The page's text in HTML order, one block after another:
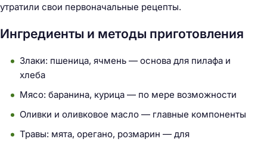
утратили свои первоначальные рецепты.
Ингредиенты и методы приготовления
Злаки: пшеница, ячмень — основа для пилафа и
хлеба
Мясо: баранина, курица — по мере возможности
Оливки и оливковое масло — главные компоненты
Травы: мята, орегано, розмарин — для